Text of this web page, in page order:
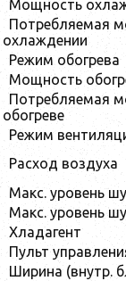
Мощность
Потребляемая
охлаждении
Режим обогрева
Мощность
Потребляемая
обогреве
Режим
Расход воздуха
Макс. уровень
Макс. уровень
Хладагент
Пульт
Ширина (внутр.